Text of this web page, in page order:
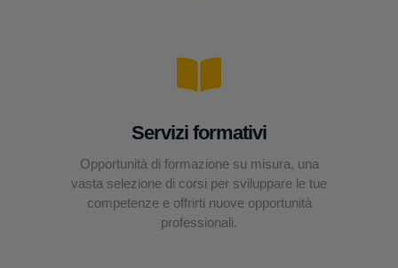
Servizi formativi
Opportunità di formazione su misura, una
vasta selezione di corsi per sviluppare le tue
competenze e offrirti nuove opportunità
professionali.